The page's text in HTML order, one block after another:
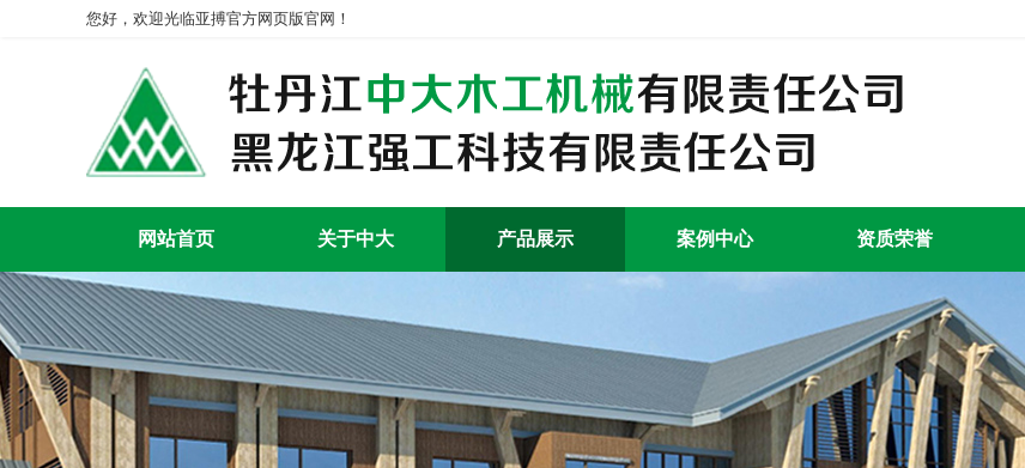
您好，欢迎光临亚搏官方网页版官网！
网站首页 关于中大 产品展示 案例中心 资质荣誉